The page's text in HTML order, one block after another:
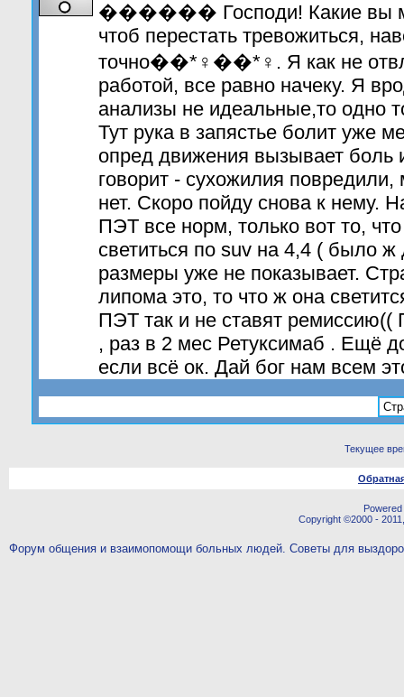
������ Господи! Какие вы
чтоб перестать тревожиться,
точно��*♀️��*♀️. Я как не
работой, все равно начеку. Я
анализы не идеальные,то одно
Тут рука в запястье болит уже
опред движения вызывает боль
говорит - сухожилия
нет. Скоро пойду снова к нему.
ПЭТ все норм, только вот то,
светиться по suv на 4,4 ( было ж
размеры уже не показывает.
липома это, то что ж она
ПЭТ так и не ставят
, раз в 2 мес Ретуксимаб . Ещё
если всё ок. Дай бог нам всем
Текущее
Copyright ©2000 -
Форум общения и взаимопомощи больных людей. Советы для